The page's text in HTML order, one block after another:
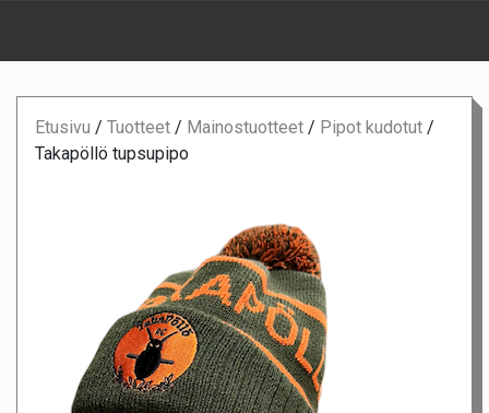
Etusivu / Tuotteet / Mainostuotteet / Pipot kudotut /
Takapöllö tupsupipo